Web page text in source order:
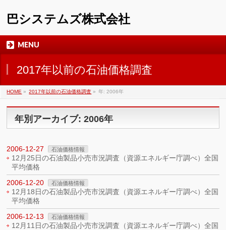
巴システムズ株式会社
MENU
2017年以前の石油価格調査
HOME » 2017年以前の石油価格調査 » 年: 2006年
年別アーカイブ: 2006年
2006-12-27 石油価格情報
12月25日の石油製品小売市況調査（資源エネルギー庁調べ）全国
平均価格
2006-12-20
石油価格情報
12月18日の石油製品小売市況調査（資源エネルギー庁調べ）全国
平均価格
2006-12-13
石油価格情報
12月11日の石油製品小売市況調査（資源エネルギー庁調べ）全国